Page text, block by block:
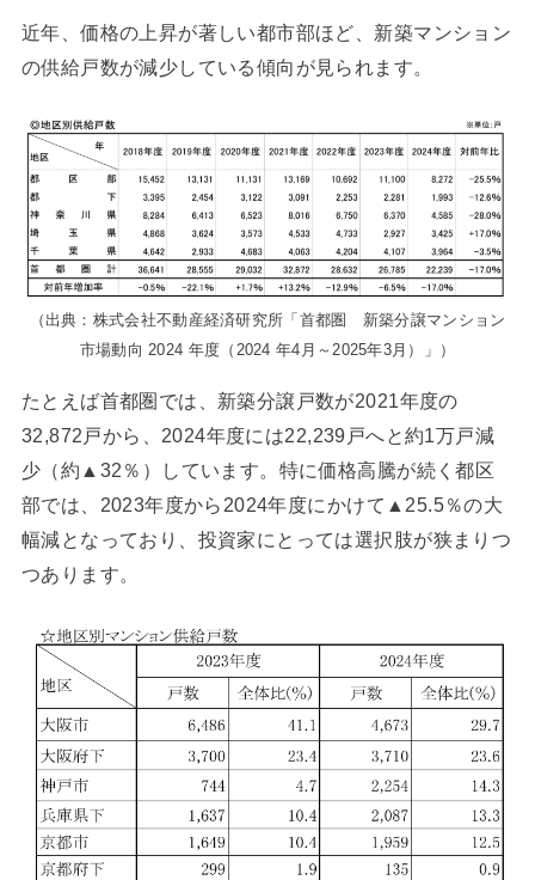
近年、価格の上昇が著しい都市部ほど、新築マンション
の供給戸数が減少している傾向が見られます。
（出典：株式会社不動産経済研究所「首都圏 新築分譲マンション
市場動向 2024 年度（2024 年4月～2025年3月）」）
たとえば首都圏では、新築分譲戸数が2021年度の
32,872戸から、2024年度には22,239戸へと約1万戸減
少（約▲32％）しています。特に価格高騰が続く都区
部では、2023年度から2024年度にかけて▲25.5％の大
幅減となっており、投資家にとっては選択肢が狭まりつ
つあります。